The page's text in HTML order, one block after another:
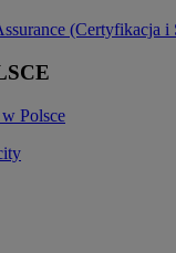
(Certyfikacja i
Polsce